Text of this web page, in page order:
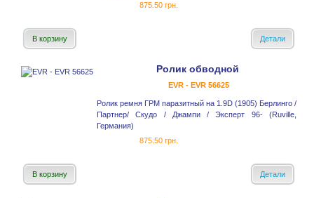
875.50 грн.
В корзину Детали
Ролик обводной
EVR - EVR 56625
Ролик ремня ГРМ паразитный на 1.9D (1905) Берлинго /
Партнер/ Скудо / Джампи / Эксперт 96- (Ruville,
Германия)
875.50 грн.
В корзину Детали